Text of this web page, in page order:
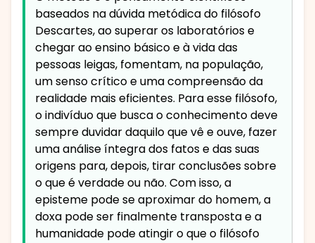
baseados na dúvida metódica do filósofo
Descartes, ao superar os laboratórios e
chegar ao ensino básico e à vida das
pessoas leigas, fomentam, na população,
um senso crítico e uma compreensão da
realidade mais eficientes. Para esse filósofo,
o indivíduo que busca o conhecimento deve
sempre duvidar daquilo que vê e ouve, fazer
uma análise íntegra dos fatos e das suas
origens para, depois, tirar conclusões sobre
o que é verdade ou não. Com isso, a
episteme pode se aproximar do homem, a
doxa pode ser finalmente transposta e a
humanidade pode atingir o que o filósofo